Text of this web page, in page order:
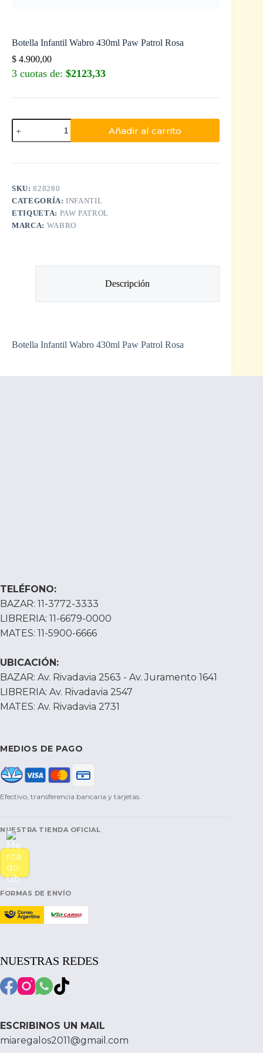
Botella Infantil Wabro 430ml Paw Patrol Rosa
$ 4.900,00
3 cuotas de: $2123,33
Añadir al carrito
SKU:828280
CATEGORÍA:INFANTIL
ETIQUETA: PAW PATROL
MARCA: WABRO
Descripción
Botella Infantil Wabro 430ml Paw Patrol Rosa
TELÉFONO:
BAZAR: 11-3772-3333
LIBRERIA: 11-6679-0000
MATES: 11-5900-6666
UBICACIÓN:
BAZAR: Av. Rivadavia 2563 - Av. Juramento 1641
LIBRERIA: Av. Rivadavia 2547
MATES: Av. Rivadavia 2731
MEDIOS DE PAGO
Efectivo, transferencia bancaria y tarjetas.
NUESTRA TIENDA OFICIAL
FORMAS DE ENVÍO
NUESTRAS REDES
ESCRIBINOS UN MAIL
miaregalos2011@gmail.com